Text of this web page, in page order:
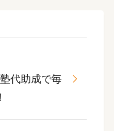
代助成で毎